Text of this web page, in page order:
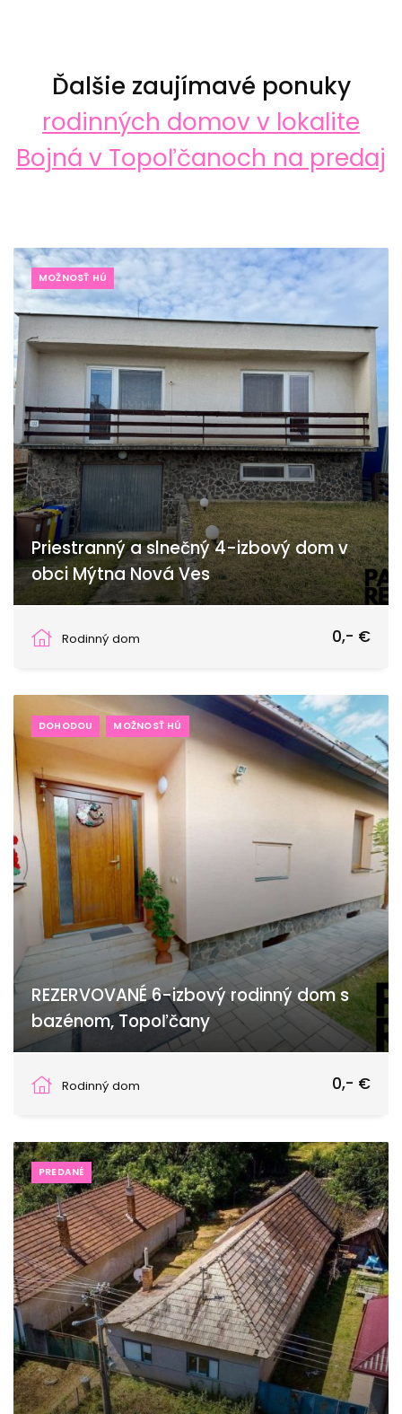
Ďalšie zaujímavé ponuky
rodinných domov v lokalite
Bojná v Topoľčanoch na predaj
MOŽNOSŤ HÚ
Priestranný a slnečný 4-izbový dom v
obci Mýtna Nová Ves
Rodinný dom
0,- €
DOHODOU MOŽNOSŤ HÚ
REZERVOVANÉ 6-izbový rodinný dom s
bazénom, Topoľčany
Rodinný dom
0,- €
PREDANÉ